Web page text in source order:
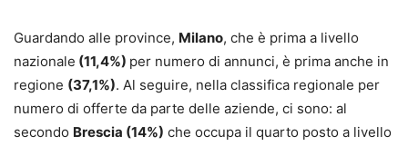
Guardando alle province, Milano, che è prima a livello
nazionale (11,4%) per numero di annunci, è prima anche in
regione (37,1%). Al seguire, nella classifica regionale per
numero di offerte da parte delle aziende, ci sono: al
secondo Brescia (14%) che occupa il quarto posto a livello